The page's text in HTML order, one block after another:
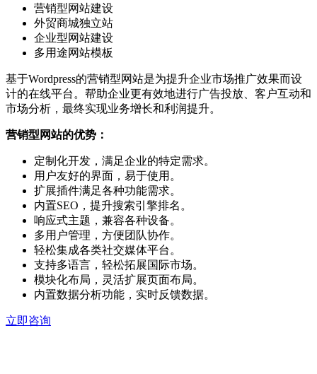
营销型网站建设
外贸商城独立站
企业型网站建设
多用途网站模板
基于Wordpress的营销型网站是为提升企业市场推广效果而设
计的在线平台。帮助企业更有效地进行广告投放、客户互动和
市场分析，最终实现业务增长和利润提升。
营销型网站的优势：
定制化开发，满足企业的特定需求。
用户友好的界面，易于使用。
扩展插件满足各种功能需求。
内置SEO，提升搜索引擎排名。
响应式主题，兼容各种设备。
多用户管理，方便团队协作。
轻松集成各类社交媒体平台。
支持多语言，轻松拓展国际市场。
模块化布局，灵活扩展页面布局。
内置数据分析功能，实时反馈数据。
立即咨询